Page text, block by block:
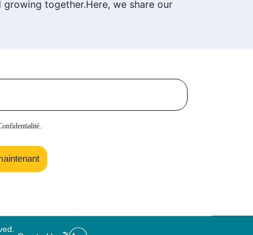
together.Here, we share our